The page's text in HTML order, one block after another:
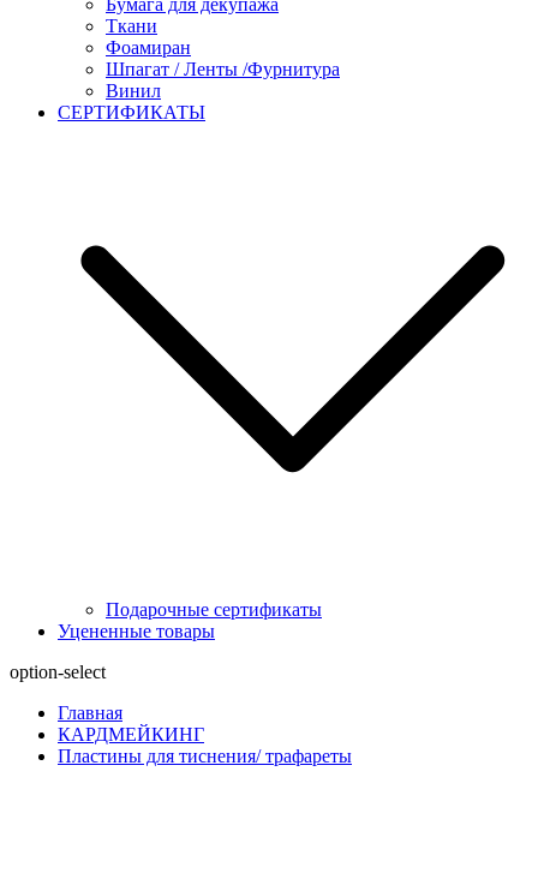
Бумага для декупажа
Ткани
Фоамиран
Шпагат / Ленты /Фурнитура
Винил
СЕРТИФИКАТЫ
Подарочные сертификаты
Уцененные товары
option-select
Главная
КАРДМЕЙКИНГ
Пластины для тиснения/ трафареты